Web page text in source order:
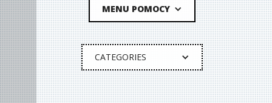
MENU POMOCY
CATEGORIES